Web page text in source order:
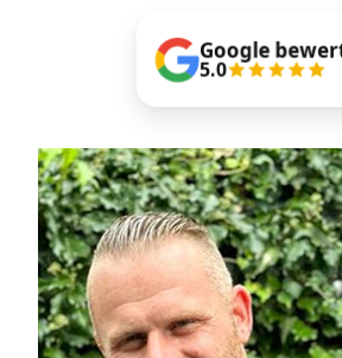
Google
5.0